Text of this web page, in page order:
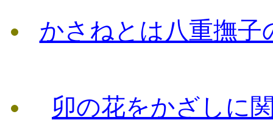
かさねとは八重撫子
卯の花をかざしに